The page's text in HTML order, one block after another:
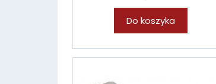
Do koszyka